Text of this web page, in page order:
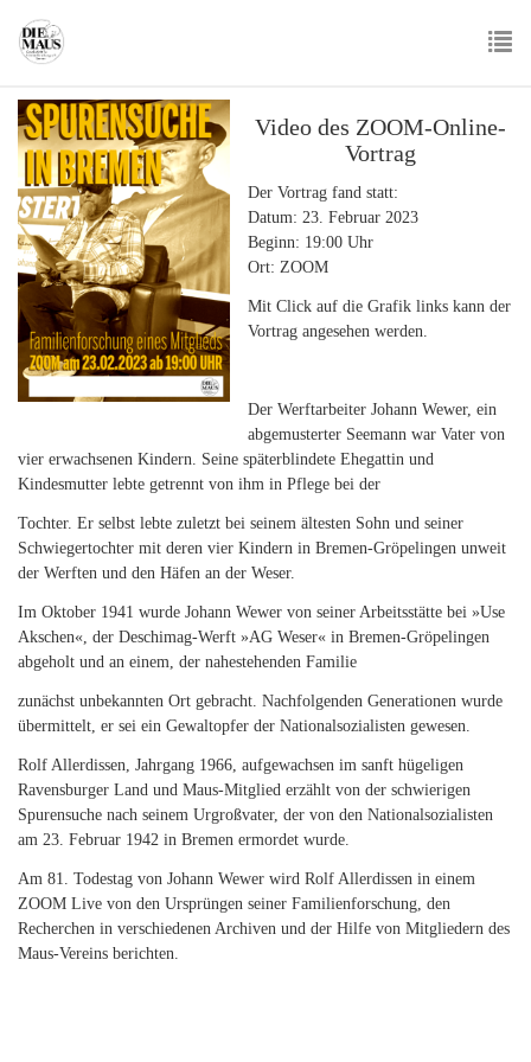
main
Video des ZOOM-Online-
Vortrag
Der Vortrag fand statt:
Datum: 23. Februar 2023
Beginn: 19:00 Uhr
Ort: ZOOM
Mit Click auf die Grafik links kann der
Vortrag angesehen werden.
Der Werftarbeiter Johann Wewer, ein
abgemusterter Seemann war Vater von
vier erwachsenen Kindern. Seine späterblindete Ehegattin und
Kindesmutter lebte getrennt von ihm in Pflege bei der
Tochter. Er selbst lebte zuletzt bei seinem ältesten Sohn und seiner
Schwiegertochter mit deren vier Kindern in Bremen-Gröpelingen unweit
der Werften und den Häfen an der Weser.
Im Oktober 1941 wurde Johann Wewer von seiner Arbeitsstätte bei »Use
Akschen«, der Deschimag-Werft »AG Weser« in Bremen-Gröpelingen
abgeholt und an einem, der nahestehenden Familie
zunächst unbekannten Ort gebracht. Nachfolgenden Generationen wurde
übermittelt, er sei ein Gewaltopfer der Nationalsozialisten gewesen.
Rolf Allerdissen, Jahrgang 1966, aufgewachsen im sanft hügeligen
Ravensburger Land und Maus-Mitglied erzählt von der schwierigen
Spurensuche nach seinem Urgroßvater, der von den Nationalsozialisten
am 23. Februar 1942 in Bremen ermordet wurde.
Am 81. Todestag von Johann Wewer wird Rolf Allerdissen in einem
ZOOM Live von den Ursprüngen seiner Familienforschung, den
Recherchen in verschiedenen Archiven und der Hilfe von Mitgliedern des
Maus-Vereins berichten.